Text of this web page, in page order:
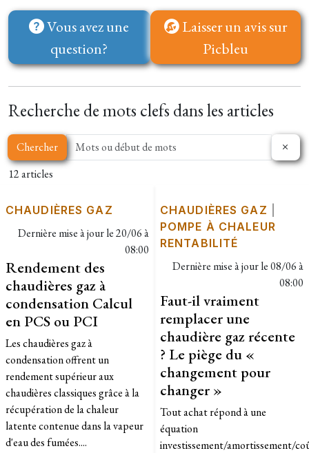
Vous avez une
question?
Laisser un avis sur
Picbleu
Recherche de mots clefs dans les articles
Chercher
12 articles
CHAUDIÈRES GAZ
Dernière mise à jour le20/06 à
08:00
Rendement des
chaudières gaz à
condensation Calcul
en PCS ou PCI
Les chaudières gaz à
condensation offrent un
rendement supérieur aux
chaudières classiques grâce à la
récupération de la chaleur
latente contenue dans la vapeur
d'eau des fumées....
CHAUDIÈRES GAZ
POMPE À CHALEUR
RENTABILITÉ
Dernière mise à jour le08/06 à
08:00
Faut-il vraiment
remplacer une
chaudière gaz récente
? Le piège du «
changement pour
changer »
Tout achat répond à une
équation
investissement/amortissement/